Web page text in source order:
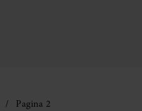
Pagina 2